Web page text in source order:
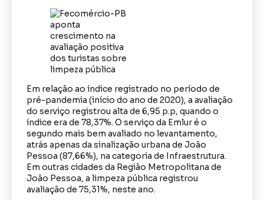
Em relação ao índice registrado no período de
pré-pandemia (início do ano de 2020), a avaliação
do serviço registrou alta de 6,95 p.p, quando o
índice era de 78,37%. O serviço da Emlur é o
segundo mais bem avaliado no levantamento,
atrás apenas da sinalização urbana de João
Pessoa (87,66%), na categoria de Infraestrutura.
Em outras cidades da Região Metropolitana de
João Pessoa, a limpeza pública registrou
avaliação de 75,31%, neste ano.